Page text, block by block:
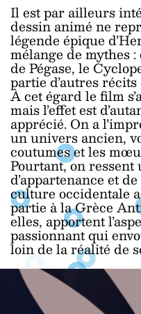
Il est par ailleurs
dessin animé ne
légende épique
mélange de mythes
de Pégase, le
partie d’autres
À cet égard le film
mais l’effet est
apprécié. On a
un univers ancien,
coutumes et les
Pourtant, on
d’appartenance et
culture occidentale
partie à la Grèce
elles, apportent
passionnant qui
loin de la réalité de